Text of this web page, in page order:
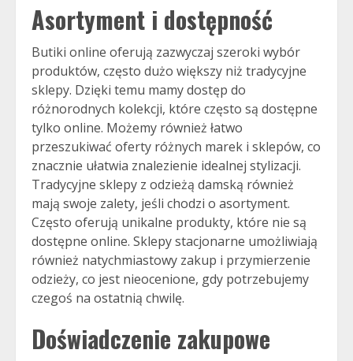
Asortyment i dostępność
Butiki online oferują zazwyczaj szeroki wybór
produktów, często dużo większy niż tradycyjne
sklepy. Dzięki temu mamy dostęp do
różnorodnych kolekcji, które często są dostępne
tylko online. Możemy również łatwo
przeszukiwać oferty różnych marek i sklepów, co
znacznie ułatwia znalezienie idealnej stylizacji.
Tradycyjne sklepy z odzieżą damską również
mają swoje zalety, jeśli chodzi o asortyment.
Często oferują unikalne produkty, które nie są
dostępne online. Sklepy stacjonarne umożliwiają
również natychmiastowy zakup i przymierzenie
odzieży, co jest nieocenione, gdy potrzebujemy
czegoś na ostatnią chwilę.
Doświadczenie zakupowe